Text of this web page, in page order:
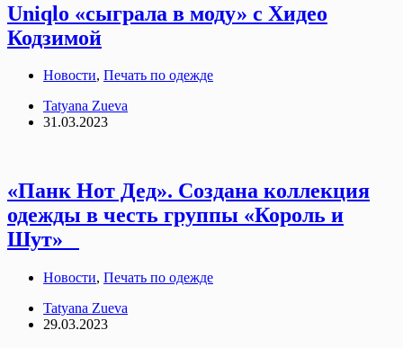
Uniqlo «сыграла в моду» с Хидео
Кодзимой
Новости, Печать по одежде
Tatyana Zueva
31.03.2023
«Панк Нот Дед». Создана коллекция
одежды в честь группы «Король и
Шут»
Новости, Печать по одежде
Tatyana Zueva
29.03.2023